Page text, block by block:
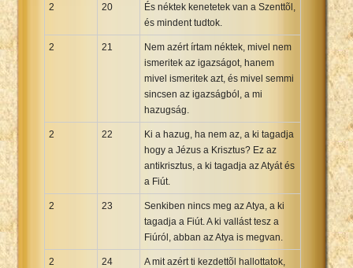
2 20
És néktek kenetetek van a Szenttõl,
és mindent tudtok.
2 21
Nem azért írtam néktek, mivel nem
ismeritek az igazságot, hanem
mivel ismeritek azt, és mivel semmi
sincsen az igazságból, a mi
hazugság.
2 22
Ki a hazug, ha nem az, a ki tagadja
hogy a Jézus a Krisztus? Ez az
antikrisztus, a ki tagadja az Atyát és
a Fiút.
2 23
Senkiben nincs meg az Atya, a ki
tagadja a Fiút. A ki vallást tesz a
Fiúról, abban az Atya is megvan.
2 24
A mit azért ti kezdettõl hallottatok,